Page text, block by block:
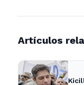
Artículos